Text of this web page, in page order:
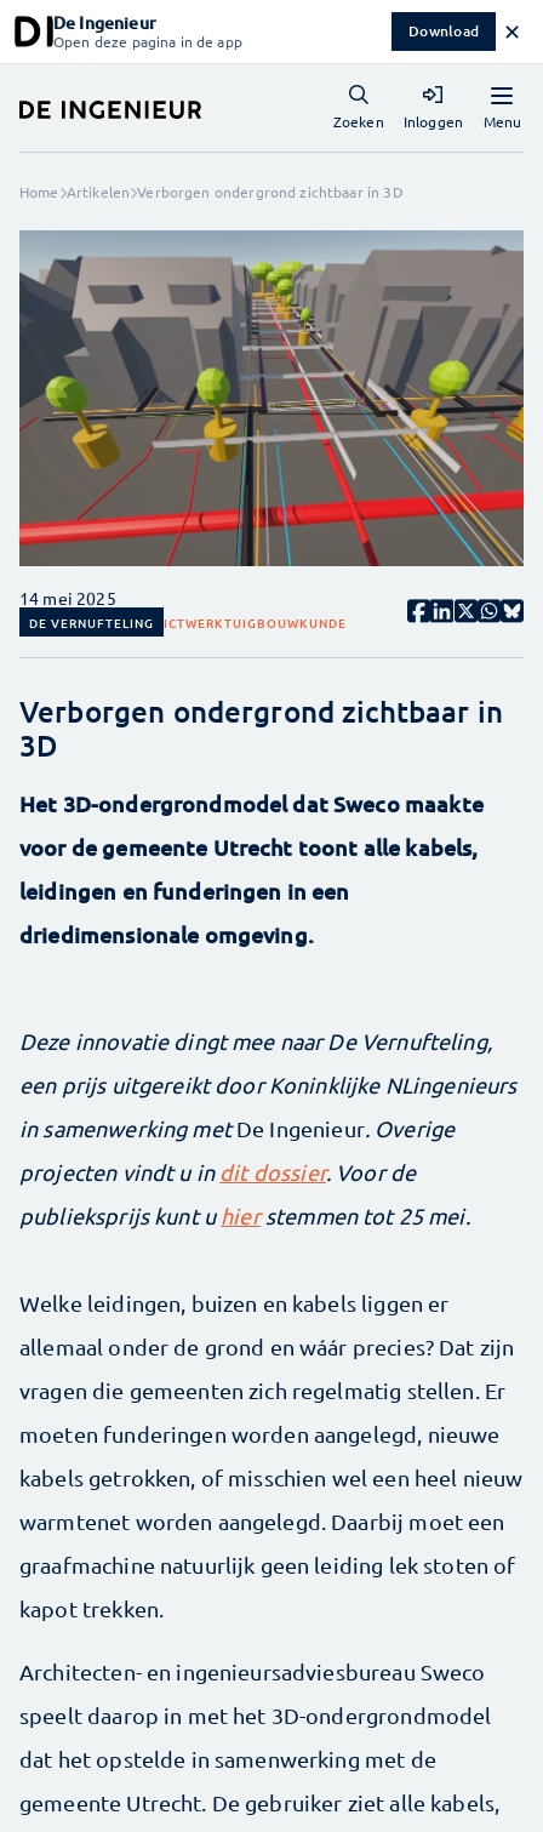
De Ingenieur
Open deze pagina in de app Download ✕
Menu
Zoeken Inloggen
Home Artikelen Verborgen ondergrond zichtbaar in 3D
14 mei 2025
DE VERNUFTELING ICTWERKTUIGBOUWKUNDE
Verborgen ondergrond zichtbaar in
3D
Het 3D-ondergrondmodel dat Sweco maakte
voor de gemeente Utrecht toont alle kabels,
leidingen en funderingen in een
driedimensionale omgeving.
Deze innovatie dingt mee naar De Vernufteling,
een prijs uitgereikt door Koninklijke NLingenieurs
in samenwerking metDe Ingenieur. Overige
projecten vindt u in dit dossier. Voor de
publieksprijs kunt uhierstemmen tot 25 mei.
Welke leidingen, buizen en kabels liggen er
allemaal onder de grond en wáár precies? Dat zijn
vragen die gemeenten zich regelmatig stellen. Er
moeten funderingen worden aangelegd, nieuwe
kabels getrokken, of misschien wel een heel nieuw
warmtenet worden aangelegd. Daarbij moet een
graafmachine natuurlijk geen leiding lek stoten of
kapot trekken.
Architecten- en ingenieursadviesbureau Sweco
speelt daarop in met het 3D-ondergrondmodel
dat het opstelde in samenwerking met de
gemeente Utrecht. De gebruiker ziet alle kabels,